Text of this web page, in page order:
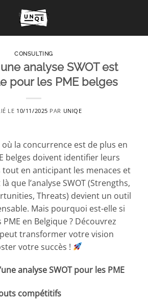
CONSULTING
analyse SWOT est
pour les PME belges
LE 10/11/2025 PAR UNIQE
la concurrence est de plus en
belges doivent identifier leurs
tout en anticipant les menaces et
que l’analyse SWOT (Strengths,
Threats) devient un outil
Mais pourquoi est-elle si
en Belgique ? Découvrez
transformer votre vision
votre succès !
analyse SWOT pour les PME
compétitifs